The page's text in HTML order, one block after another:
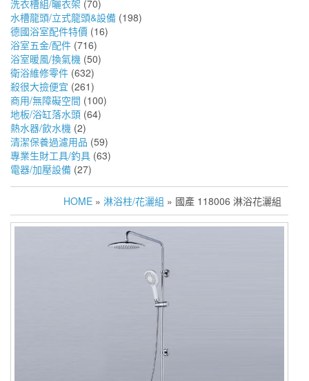
洗衣槽組/曬衣架 (70)
水槽龍頭/立式龍頭&設備 (198)
德國浴室配件特價 (16)
浴室五金/配件 (716)
浴室暖風/換氣機 (50)
衛浴維修零件 (632)
殺很大撿便宜 (261)
商用/無障礙空間 (100)
地板/浴缸落水頭 (64)
熱水器/飲水機 (2)
清潔保養過濾用品 (59)
專業生財工具/釣具 (63)
電器/加壓設備 (27)
HOME » 淋浴柱/花灑組 » 國產 118006 淋浴花灑組